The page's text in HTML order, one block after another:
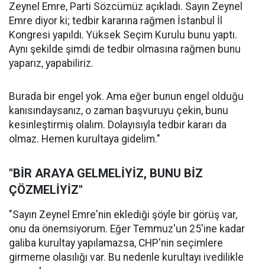
Zeynel Emre, Parti Sözcümüz açıkladı. Sayın Zeynel
Emre diyor ki; tedbir kararına rağmen İstanbul İl
Kongresi yapıldı. Yüksek Seçim Kurulu bunu yaptı.
Aynı şekilde şimdi de tedbir olmasına rağmen bunu
yaparız, yapabiliriz.
Burada bir engel yok. Ama eğer bunun engel olduğu
kanısındaysanız, o zaman başvuruyu çekin, bunu
kesinleştirmiş olalım. Dolayısıyla tedbir kararı da
olmaz. Hemen kurultaya gidelim."
"BİR ARAYA GELMELİYİZ, BUNU BİZ
ÇÖZMELİYİZ"
"Sayın Zeynel Emre'nin eklediği şöyle bir görüş var,
onu da önemsiyorum. Eğer Temmuz'un 25'ine kadar
galiba kurultay yapılamazsa, CHP'nin seçimlere
girmeme olasılığı var. Bu nedenle kurultayı ivedilikle